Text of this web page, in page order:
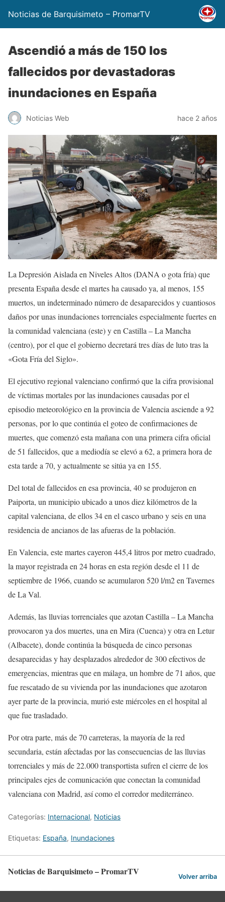
Noticias de Barquisimeto – PromarTV
Ascendió a más de 150 los
fallecidos por devastadoras
inundaciones en España
Noticias Web hace 2 años
La Depresión Aislada en Niveles Altos (DANA o gota fría) que
presenta España desde el martes ha causado ya, al menos, 155
muertos, un indeterminado número de desaparecidos y cuantiosos
daños por unas inundaciones torrenciales especialmente fuertes en
la comunidad valenciana (este) y en Castilla – La Mancha
(centro), por el que el gobierno decretará tres días de luto tras la
«Gota Fría del Siglo».
El ejecutivo regional valenciano confirmó que la cifra provisional
de víctimas mortales por las inundaciones causadas por el
episodio meteorológico en la provincia de Valencia asciende a 92
personas, por lo que continúa el goteo de confirmaciones de
muertes, que comenzó esta mañana con una primera cifra oficial
de 51 fallecidos, que a mediodía se elevó a 62, a primera hora de
esta tarde a 70, y actualmente se sitúa ya en 155.
Del total de fallecidos en esa provincia, 40 se produjeron en
Paiporta, un municipio ubicado a unos diez kilómetros de la
capital valenciana, de ellos 34 en el casco urbano y seis en una
residencia de ancianos de las afueras de la población.
En Valencia, este martes cayeron 445,4 litros por metro cuadrado,
la mayor registrada en 24 horas en esta región desde el 11 de
septiembre de 1966, cuando se acumularon 520 l/m2 en Tavernes
de La Val.
Además, las lluvias torrenciales que azotan Castilla – La Mancha
provocaron ya dos muertes, una en Mira (Cuenca) y otra en Letur
(Albacete), donde continúa la búsqueda de cinco personas
desaparecidas y hay desplazados alrededor de 300 efectivos de
emergencias, mientras que en málaga, un hombre de 71 años, que
fue rescatado de su vivienda por las inundaciones que azotaron
ayer parte de la provincia, murió este miércoles en el hospital al
que fue trasladado.
Por otra parte, más de 70 carreteras, la mayoría de la red
secundaria, están afectadas por las consecuencias de las lluvias
torrenciales y más de 22.000 transportista sufren el cierre de los
principales ejes de comunicación que conectan la comunidad
valenciana con Madrid, así como el corredor mediterráneo.
Categorías: Internacional, Noticias
Etiquetas: España, Inundaciones
Noticias de Barquisimeto – PromarTV Volver arriba